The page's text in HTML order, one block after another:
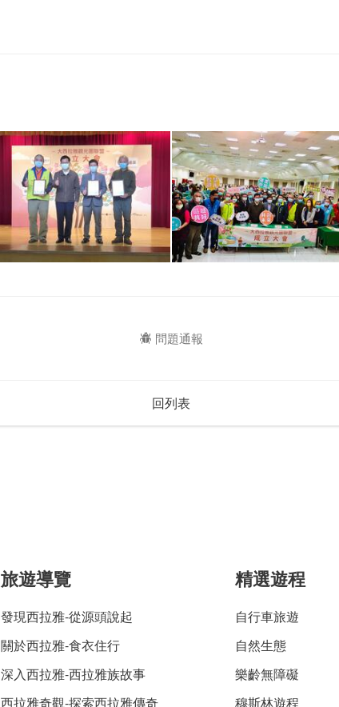
問題通報
回列表
旅遊導覽
發現西拉雅-從源頭說起
關於西拉雅-食衣住行
深入西拉雅-西拉雅族故事
西拉雅奇觀-探索西拉雅傳奇
精選遊程
自行車旅遊
自然生態
樂齡無障礙
穆斯林遊程